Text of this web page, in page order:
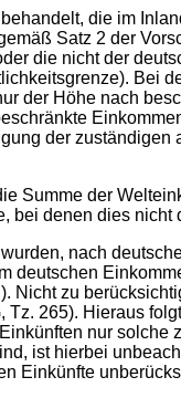
die im
Satz 2 der
die nicht der
Bei
der Höhe nach
der
Summe der
bei denen dies nicht
nach
deutschen
Nicht zu
265). Hieraus
nur solche
ist hierbei
Einkünfte